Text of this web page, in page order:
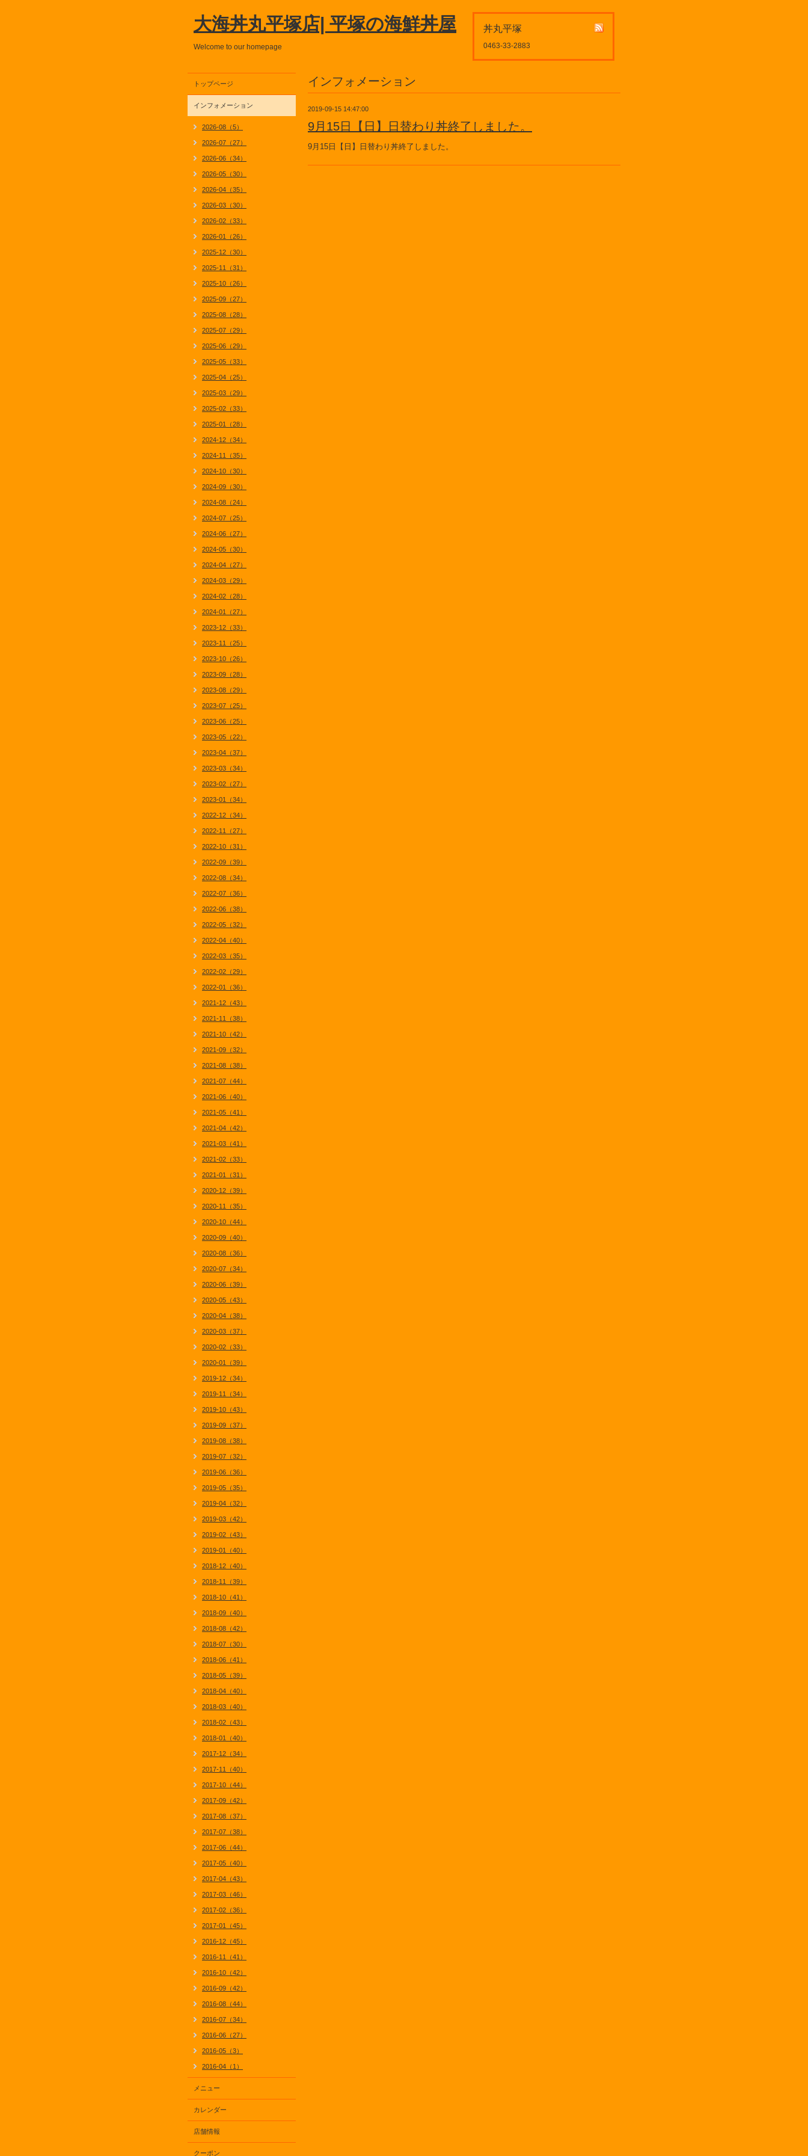
丼丸平塚
0463-33-2883
大海丼丸平塚店| 平塚の海鮮丼屋
Welcome to our homepage
インフォメーション
2019-09-15 14:47:00
9月15日【日】日替わり丼終了しました。
9月15日【日】日替わり丼終了しました。
トップページ
インフォメーション
2026-08（5）
2026-07（27）
2026-06（34）
2026-05（30）
2026-04（35）
2026-03（30）
2026-02（33）
2026-01（26）
2025-12（30）
2025-11（31）
2025-10（26）
2025-09（27）
2025-08（28）
2025-07（29）
2025-06（29）
2025-05（33）
2025-04（25）
2025-03（29）
2025-02（33）
2025-01（28）
2024-12（34）
2024-11（35）
2024-10（30）
2024-09（30）
2024-08（24）
2024-07（25）
2024-06（27）
2024-05（30）
2024-04（27）
2024-03（29）
2024-02（28）
2024-01（27）
2023-12（33）
2023-11（25）
2023-10（26）
2023-09（28）
2023-08（29）
2023-07（25）
2023-06（25）
2023-05（22）
2023-04（37）
2023-03（34）
2023-02（27）
2023-01（34）
2022-12（34）
2022-11（27）
2022-10（31）
2022-09（39）
2022-08（34）
2022-07（36）
2022-06（38）
2022-05（32）
2022-04（40）
2022-03（35）
2022-02（29）
2022-01（36）
2021-12（43）
2021-11（38）
2021-10（42）
2021-09（32）
2021-08（38）
2021-07（44）
2021-06（40）
2021-05（41）
2021-04（42）
2021-03（41）
2021-02（33）
2021-01（31）
2020-12（39）
2020-11（35）
2020-10（44）
2020-09（40）
2020-08（36）
2020-07（34）
2020-06（39）
2020-05（43）
2020-04（38）
2020-03（37）
2020-02（33）
2020-01（39）
2019-12（34）
2019-11（34）
2019-10（43）
2019-09（37）
2019-08（38）
2019-07（32）
2019-06（36）
2019-05（35）
2019-04（32）
2019-03（42）
2019-02（43）
2019-01（40）
2018-12（40）
2018-11（39）
2018-10（41）
2018-09（40）
2018-08（42）
2018-07（30）
2018-06（41）
2018-05（39）
2018-04（40）
2018-03（40）
2018-02（43）
2018-01（40）
2017-12（34）
2017-11（40）
2017-10（44）
2017-09（42）
2017-08（37）
2017-07（38）
2017-06（44）
2017-05（40）
2017-04（43）
2017-03（46）
2017-02（36）
2017-01（45）
2016-12（45）
2016-11（41）
2016-10（42）
2016-09（42）
2016-08（44）
2016-07（34）
2016-06（27）
2016-05（3）
2016-04（1）
メニュー
カレンダー
店舗情報
クーポン